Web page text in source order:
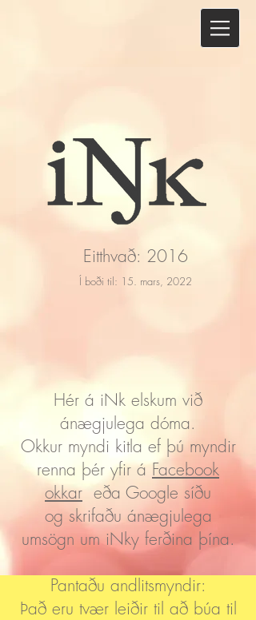
Eitthvað: 2016
Í boði til: 15. mars, 2022
Hér á iNk elskum við
ánægjulega dóma.
Okkur myndi kitla ef þú myndir
renna þér yfir áFacebook
okkareða Google síðu
og skrifaðu ánægjulega
umsögn um iNky ferðina þína.
Pantaðu andlitsmyndir:
Það eru tvær leiðir til að búa til